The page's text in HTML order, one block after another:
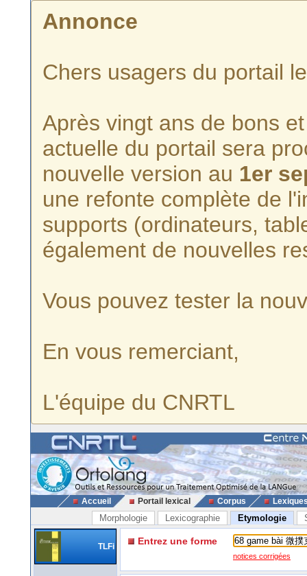
Annonce
Chers usagers du portail
Après vingt ans de bons
actuelle du portail sera
nouvelle version au 1er
une refonte complète de
supports (ordinateurs,
également de nouvelles
Vous pouvez tester la
En vous remerciant,
L'équipe du CNRTL
Accueil Portail lexical Corpus
Morphologie Lexicographie Etymologie
TLFi Entrez une forme
notices corrigées